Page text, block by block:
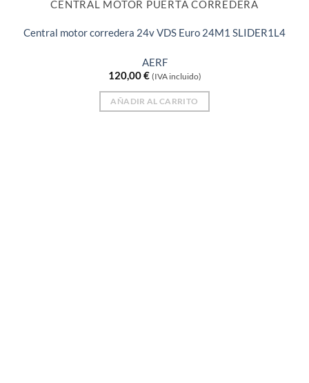
CENTRAL MOTOR PUERTA CORREDERA
Central motor corredera 24v VDS Euro 24M1 SLIDER1L4
AERF
120,00€ (IVA incluido)
AÑADIR AL CARRITO